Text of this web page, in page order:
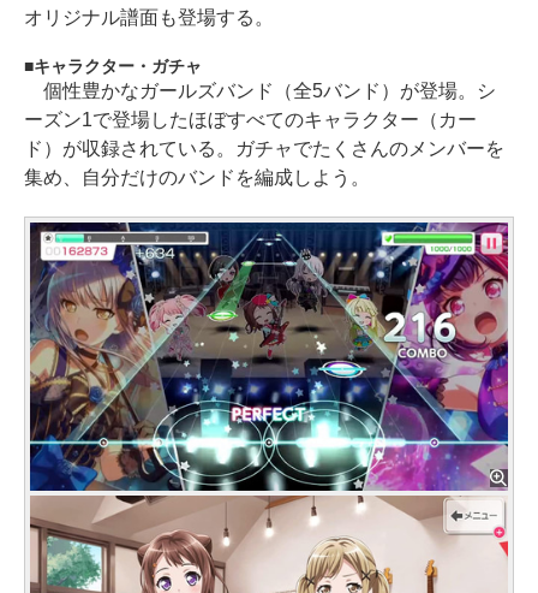
オリジナル譜面も登場する。
キャラクター・ガチャ
個性豊かなガールズバンド（全5バンド）が登場。シ
ーズン1で登場したほぼすべてのキャラクター（カー
ド）が収録されている。ガチャでたくさんのメンバーを
集め、自分だけのバンドを編成しよう。